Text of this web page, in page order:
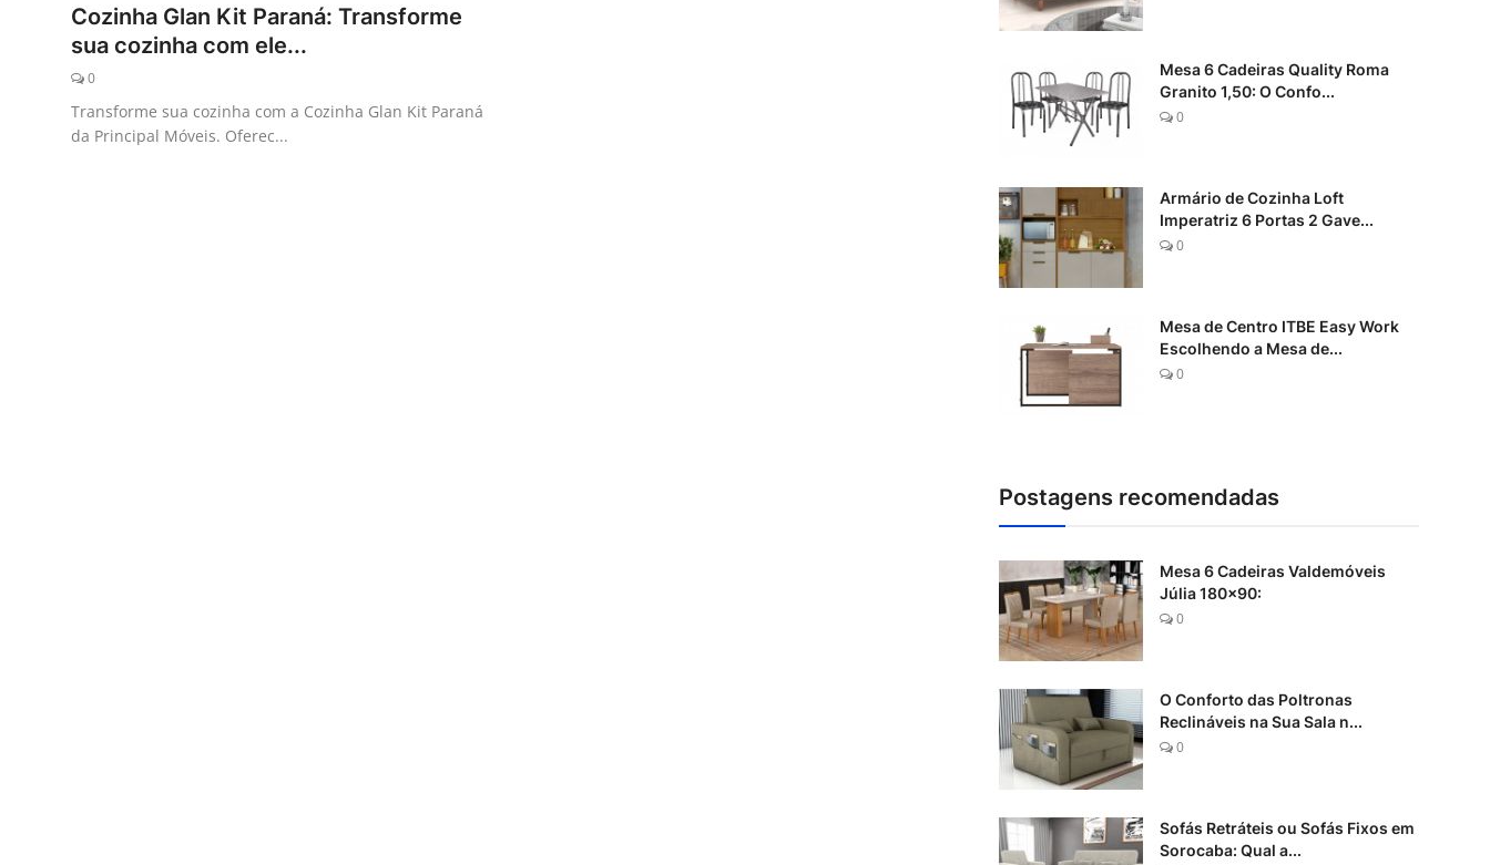
GaleriaCozinha Glan Kit Paraná: Transforme
sua cozinha com ele...
0
Transforme sua cozinha com a Cozinha Glan Kit Paraná
da Principal Móveis. Oferec...
Mesa 6 Cadeiras Quality Roma
Granito 1,50: O Confo...
0
Armário de Cozinha Loft
Imperatriz 6 Portas 2 Gave...
0
Mesa de Centro ITBE Easy Work
Escolhendo a Mesa de...
0
Postagens recomendadas
Mesa 6 Cadeiras Valdemóveis
Júlia 180x90:
0
O Conforto das Poltronas
Reclináveis na Sua Sala n...
0
Sofás Retráteis ou Sofás Fixos em
Sorocaba: Qual a...